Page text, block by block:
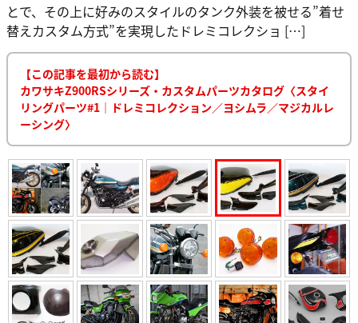
とで、その上に好みのスタイルのタンク外装を被せる”着せ
替えカスタム方式”を実現したドレミコレクショ […]
【この記事を最初から読む】
カワサキZ900RSシリーズ・カスタムパーツカタログ〈スタイ
リングパーツ#1｜ドレミコレクション／ヨシムラ／マジカルレ
ーシング〉